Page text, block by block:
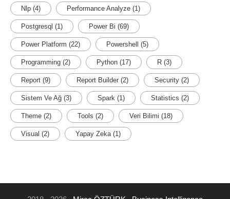
Nlp (4) Performance Analyze (1)
Postgresql (1) Power Bi (69)
Power Platform (22) Powershell (5)
Programming (2) Python (17) R (3)
Report (9) Report Builder (2) Security (2)
Sistem Ve Ağ (3) Spark (1) Statistics (2)
Theme (2) Tools (2) Veri Bilimi (18)
Visual (2) Yapay Zeka (1)